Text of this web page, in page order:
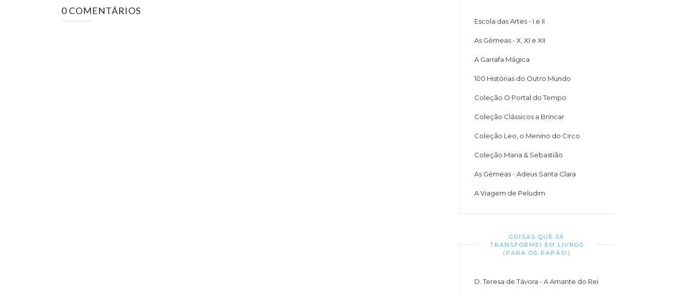
0 COMENTÁRIOS
Escola das Artes - I e II
As Gémeas - X, XI e XII
A Garrafa Mágica
100 Histórias do Outro Mundo
Coleção O Portal do Tempo
Coleção Clássicos a Brincar
Coleção Leo, o Menino do Circo
Coleção Maria & Sebastião
As Gémeas - Adeus Santa Clara
A Viagem de Peludim
COISAS QUE JÁ
TRANSFORMEI EM LIVROS
(PARA OS PAPÁS!)
D. Teresa de Távora - A Amante do Rei